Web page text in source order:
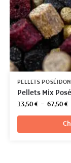
PELLETS POSÉIDON
Pellets Mix
13,50€ – 67,50€